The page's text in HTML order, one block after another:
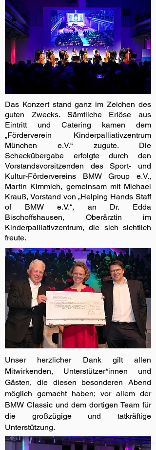
Das Konzert stand ganz im Zeichen des
guten Zwecks. Sämtliche Erlöse aus
Eintritt und Catering kamen dem
„Förderverein Kinderpalliativzentrum
München e.V.“ zugute. Die
Scheckübergabe erfolgte durch den
Vorstandsvorsitzenden des Sport- und
Kultur-Fördervereins BMW Group e.V.,
Martin Kimmich, gemeinsam mit Michael
Krauß, Vorstand von „Helping Hands Staff
of BMW e.V.“, an Dr. Edda
Bischoffshausen, Oberärztin im
Kinderpalliativzentrum, die sich sichtlich
freute.
Unser herzlicher Dank gilt allen
Mitwirkenden, Unterstützer*innen und
Gästen, die diesen besonderen Abend
möglich gemacht haben; vor allem der
BMW Classic und dem dortigen Team für
die großzügige und tatkräftige
Unterstützung.